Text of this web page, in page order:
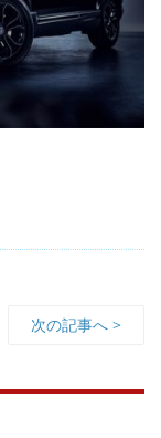
次の記事へ >